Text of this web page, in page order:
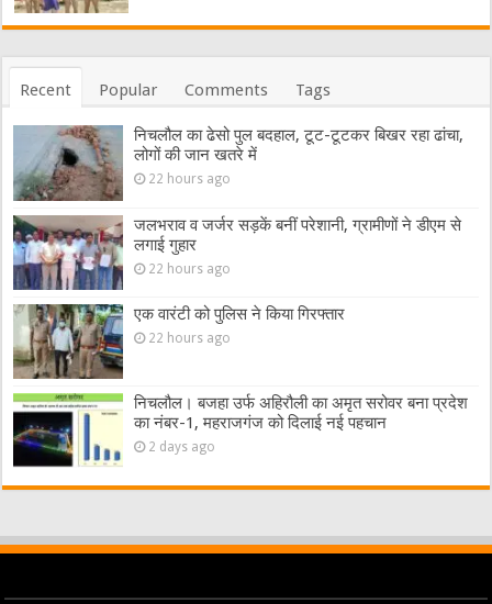
Recent Popular Comments Tags
निचलौल का ढेसो पुल बदहाल, टूट-टूटकर बिखर रहा ढांचा,
लोगों की जान खतरे में
22 hours ago
जलभराव व जर्जर सड़कें बनीं परेशानी, ग्रामीणों ने डीएम से
लगाई गुहार
22 hours ago
एक वारंटी को पुलिस ने किया गिरफ्तार
22 hours ago
निचलौल। बजहा उर्फ अहिरौली का अमृत सरोवर बना प्रदेश
का नंबर-1, महराजगंज को दिलाई नई पहचान
2 days ago